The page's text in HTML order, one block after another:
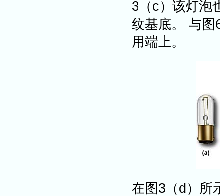
3（c）该灯泡
纹基底。 与图
用端上。
在图3（d）所